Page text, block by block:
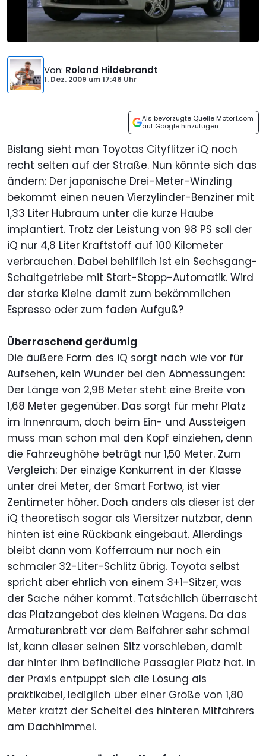
Von: Roland Hildebrandt
1. Dez. 2009 um17:46 Uhr
Als bevorzugte Quelle Motor1.com
auf Google hinzufügen
Bislang sieht man Toyotas Cityflitzer iQ noch
recht selten auf der Straße. Nun könnte sich das
ändern: Der japanische Drei-Meter-Winzling
bekommt einen neuen Vierzylinder-Benziner mit
1,33 Liter Hubraum unter die kurze Haube
implantiert. Trotz der Leistung von 98 PS soll der
iQ nur 4,8 Liter Kraftstoff auf 100 Kilometer
verbrauchen. Dabei behilflich ist ein Sechsgang-
Schaltgetriebe mit Start-Stopp-Automatik. Wird
der starke Kleine damit zum bekömmlichen
Espresso oder zum faden Aufguß?
Überraschend geräumig
Die äußere Form des iQ sorgt nach wie vor für
Aufsehen, kein Wunder bei den Abmessungen:
Der Länge von 2,98 Meter steht eine Breite von
1,68 Meter gegenüber. Das sorgt für mehr Platz
im Innenraum, doch beim Ein- und Aussteigen
muss man schon mal den Kopf einziehen, denn
die Fahrzeughöhe beträgt nur 1,50 Meter. Zum
Vergleich: Der einzige Konkurrent in der Klasse
unter drei Meter, der Smart Fortwo, ist vier
Zentimeter höher. Doch anders als dieser ist der
iQ theoretisch sogar als Viersitzer nutzbar, denn
hinten ist eine Rückbank eingebaut. Allerdings
bleibt dann vom Kofferraum nur noch ein
schmaler 32-Liter-Schlitz übrig. Toyota selbst
spricht aber ehrlich von einem 3+1-Sitzer, was
der Sache näher kommt. Tatsächlich überrascht
das Platzangebot des kleinen Wagens. Da das
Armaturenbrett vor dem Beifahrer sehr schmal
ist, kann dieser seinen Sitz vorschieben, damit
der hinter ihm befindliche Passagier Platz hat. In
der Praxis entpuppt sich die Lösung als
praktikabel, lediglich über einer Größe von 1,80
Meter kratzt der Scheitel des hinteren Mitfahrers
am Dachhimmel.